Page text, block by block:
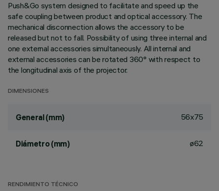
Push&Go system designed to facilitate and speed up the
safe coupling between product and optical accessory. The
mechanical disconnection allows the accessory to be
released but not to fall. Possibility of using three internal and
one external accessories simultaneously. All internal and
external accessories can be rotated 360° with respect to
the longitudinal axis of the projector.
DIMENSIONES
General (mm) 56x75
Diámetro (mm) ø62
RENDIMIENTO TÉCNICO